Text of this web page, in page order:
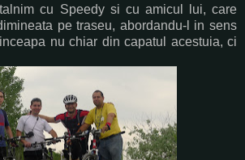
cu Speedy si cu amicul lui, care
pe traseu, abordandu-l in sens
nu chiar din capatul acestuia, ci